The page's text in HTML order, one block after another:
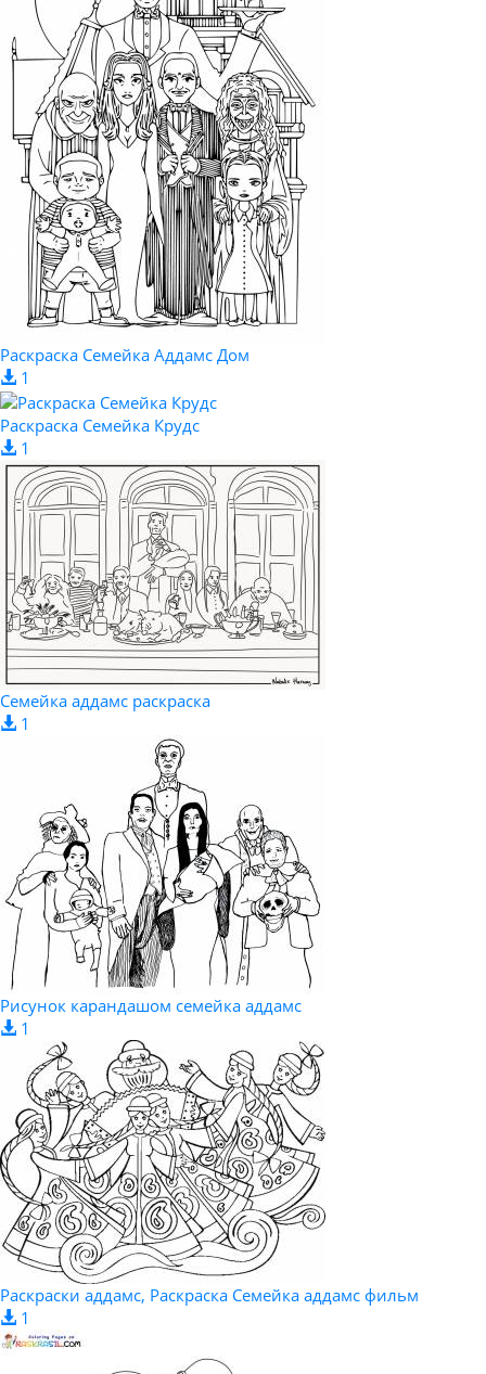
Раскраска Семейка Аддамс Дом
1
Раскраска Семейка Крудс
1
Семейка аддамс раскраска
1
Рисунок карандашом семейка аддамс
1
Раскраски аддамс, Раскраска Семейка аддамс фильм
1